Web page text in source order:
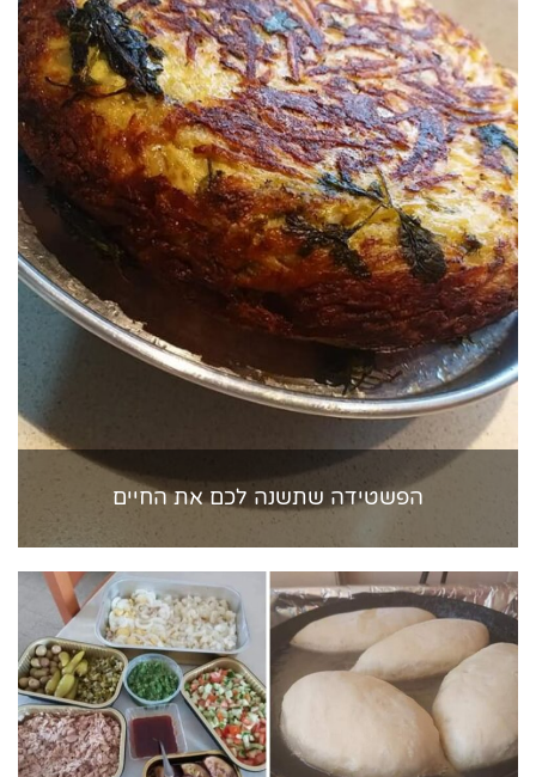
הפשטידה שתשנה לכם את החיים